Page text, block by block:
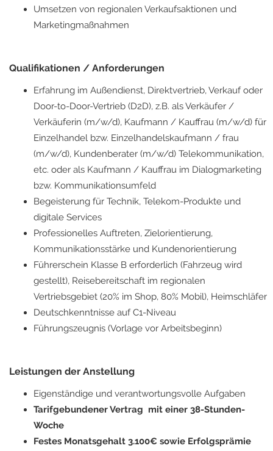
Umsetzen von regionalen Verkaufsaktionen und
Marketingmaßnahmen
Qualifikationen / Anforderungen
Erfahrung im Außendienst, Direktvertrieb, Verkauf oder
Door-to-Door-Vertrieb (D2D), z.B. als Verkäufer /
Verkäuferin (m/w/d), Kaufmann / Kauffrau (m/w/d) für
Einzelhandel bzw. Einzelhandelskaufmann / frau
(m/w/d), Kundenberater (m/w/d) Telekommunikation,
etc. oder als Kaufmann / Kauffrau im Dialogmarketing
bzw. Kommunikationsumfeld
Begeisterung für Technik, Telekom-Produkte und
digitale Services
Professionelles Auftreten, Zielorientierung,
Kommunikationsstärke und Kundenorientierung
Führerschein Klasse B erforderlich (Fahrzeug wird
gestellt), Reisebereitschaft im regionalen
Vertriebsgebiet (20% im Shop, 80% Mobil), Heimschläfer
Deutschkenntnisse auf C1-Niveau
Führungszeugnis (Vorlage vor Arbeitsbeginn)
Leistungen der Anstellung
Eigenständige und verantwortungsvolle Aufgaben
Tarifgebundener Vertrag mit einer 38-Stunden-
Woche
Festes Monatsgehalt 3.100€ sowie Erfolgsprämie